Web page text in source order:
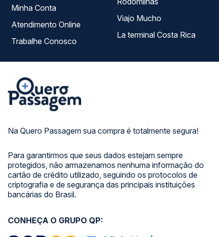
Na Quero Passagem sua compra é totalmente segura!
Para garantirmos que seus dados estejam sempre
protegidos, não armazenamos nenhuma informação do
cartão de crédito utilizado, seguindo os protocolos de
criptografia e de segurança das principais instituições
bancárias do Brasil.
Minha Conta
Atendimento Online
Trabalhe Conosco
Viajo Mucho
La terminal Costa Rica
CONHEÇA O GRUPO QP: